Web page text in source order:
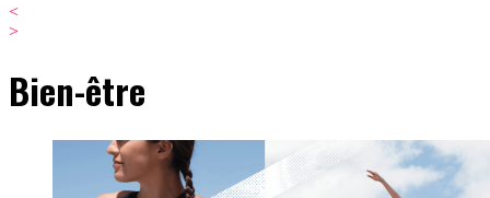
<
>
Bien-être